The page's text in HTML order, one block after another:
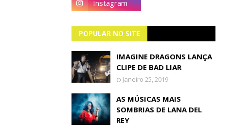
POPULAR NO SITE
IMAGINE DRAGONS LANÇA
CLIPE DE BAD LIAR
Janeiro 25, 2019
AS MÚSICAS MAIS
SOMBRIAS DE LANA DEL
REY